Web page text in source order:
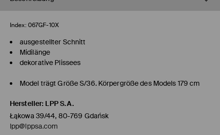
Index: 067GF-10X
ausgestellter Schnitt
Midilänge
dekorative Plissees
Model trägt Größe S/36. Körpergröße des Models 179 cm
Hersteller: LPP S.A.
Łąkowa 39/44, 80-769 Gdańsk
lpp@lppsa.com